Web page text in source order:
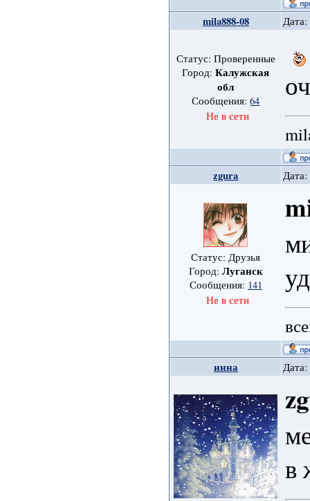
mila888-08
Статус: Проверенные
Город:Калужская
обл
Сообщения:64
Не в сети
zgura
Статус: Друзья
Город: Луганск
Сообщения: 141
Не в сети
инна
в